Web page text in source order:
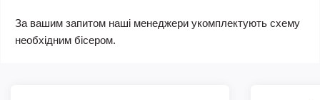
За вашим запитом наші менеджери укомплектують схему
необхідним бісером.